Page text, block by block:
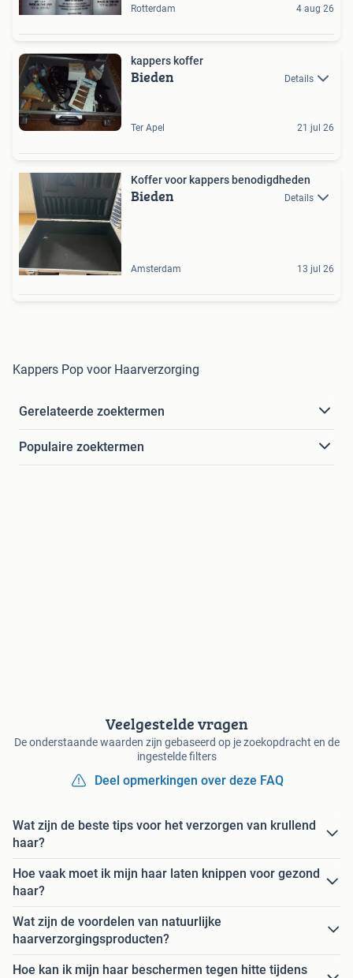
Rotterdam 4 aug 26
kappers koffer
Bieden Details
Ter Apel 21 jul 26
Koffer voor kappers benodigdheden
Bieden Details
Amsterdam 13 jul 26
Kappers Pop voor Haarverzorging
Gerelateerde zoektermen
Populaire zoektermen
Veelgestelde vragen
De onderstaande waarden zijn gebaseerd op je zoekopdracht en de
ingestelde filters
Deel opmerkingen over deze FAQ
Wat zijn de beste tips voor het verzorgen van krullend
haar?
Hoe vaak moet ik mijn haar laten knippen voor gezond
haar?
Wat zijn de voordelen van natuurlijke
haarverzorgingsproducten?
Hoe kan ik mijn haar beschermen tegen hitte tijdens